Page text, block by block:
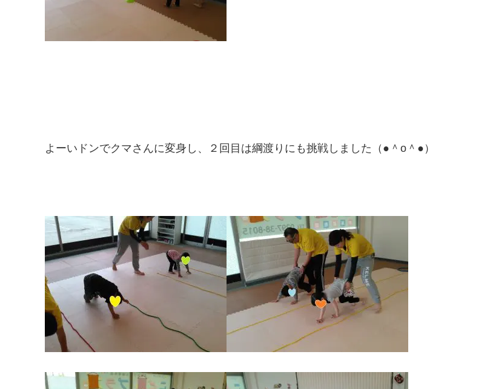
よーいドンでクマさんに変身し、２回目は綱渡りにも挑戦しました（●＾o＾●）